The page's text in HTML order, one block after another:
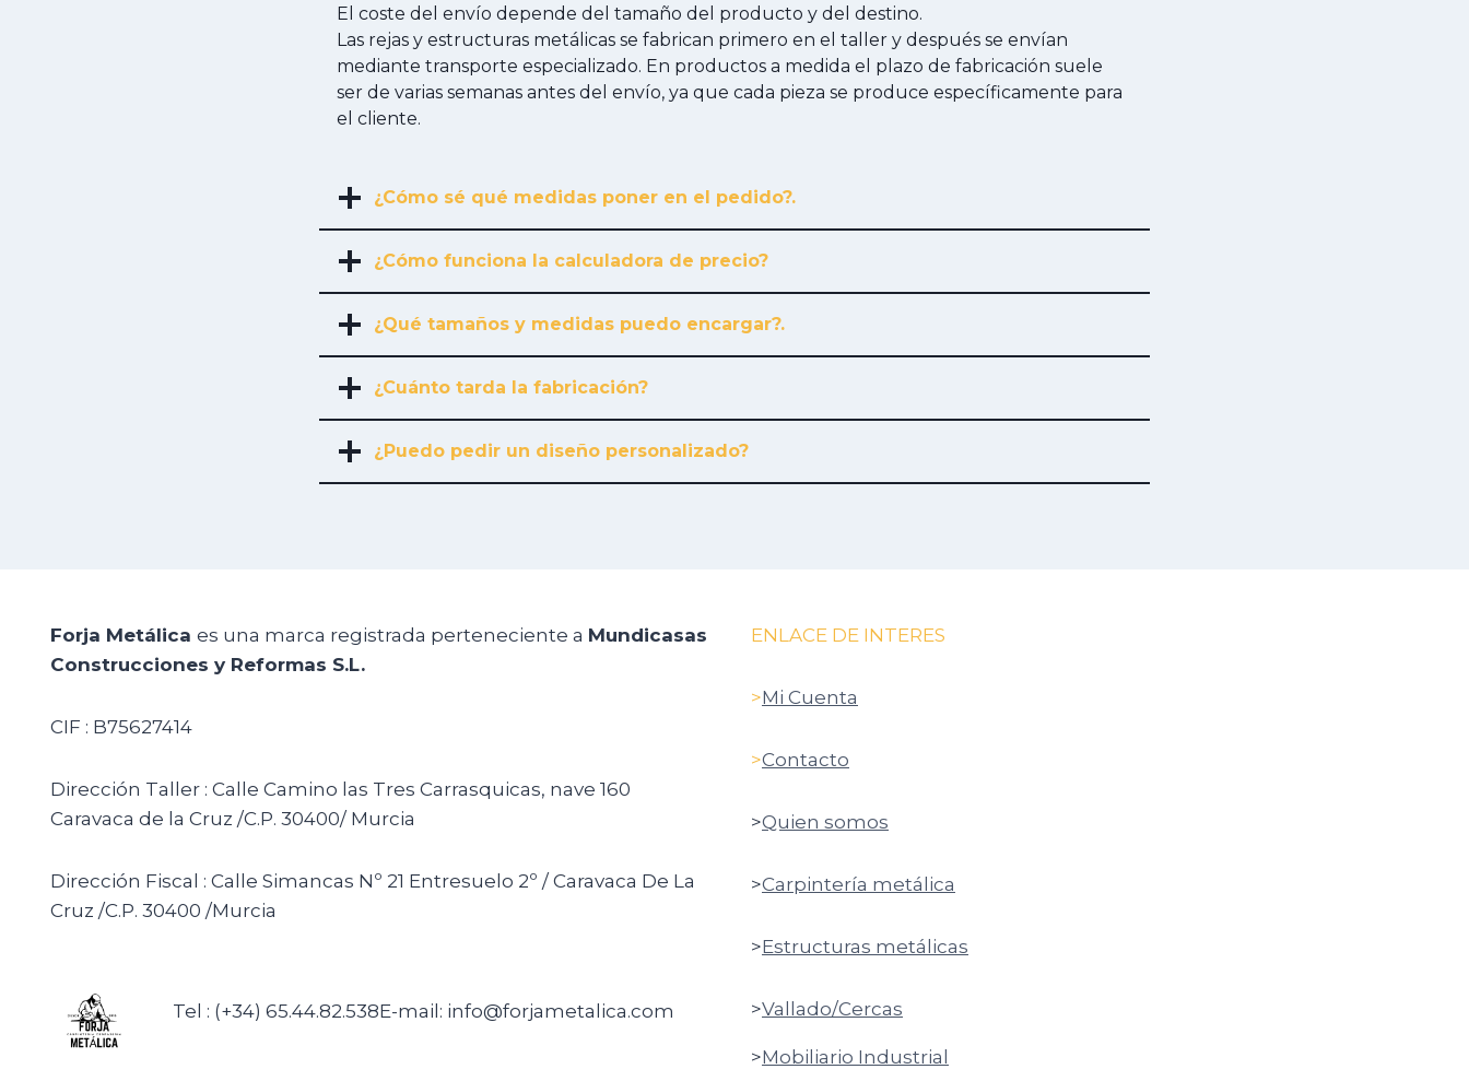
El coste del envío depende del tamaño del producto y del destino.
Las rejas y estructuras metálicas se fabrican primero en el taller y después se envían
mediante transporte especializado. En productos a medida el plazo de fabricación suele
ser de varias semanas antes del envío, ya que cada pieza se produce específicamente para
el cliente.
¿Cómo sé qué medidas poner en el pedido?.
¿Cómo funciona la calculadora de precio?
¿Qué tamaños y medidas puedo encargar?.
¿Cuánto tarda la fabricación?
¿Puedo pedir un diseño personalizado?
Forja Metálica es una marca registrada perteneciente a Mundicasas
Construcciones y Reformas S.L.
CIF : B75627414
Dirección Taller : Calle Camino las Tres Carrasquicas, nave 160
Caravaca de la Cruz /C.P. 30400/ Murcia
Dirección Fiscal : Calle Simancas Nº 21 Entresuelo 2º / Caravaca De La
Cruz /C.P. 30400 /Murcia
Tel : (+34) 65.44.82.538E-mail: info@forjametalica.com
ENLACE DE INTERES
>Mi Cuenta
>Contacto
>Quien somos
>Carpintería metálica
>Estructuras metálicas
>Vallado/Cercas
>Mobiliario Industrial